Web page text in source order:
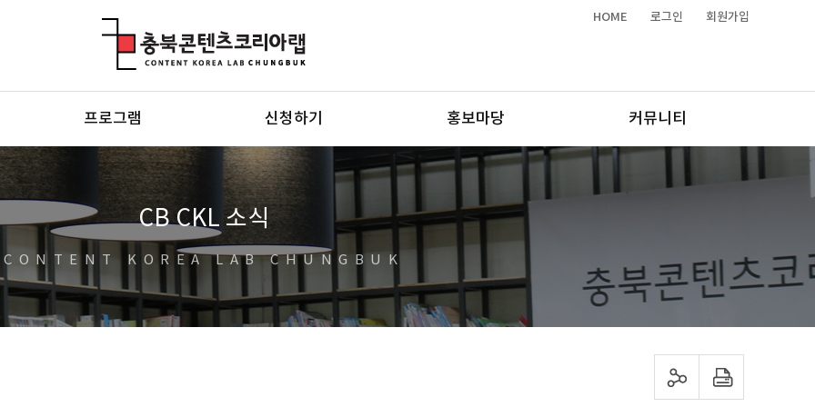
HOME 로그인 회원가입
프로그램 신청하기 홍보마당 커뮤니티
CB CKL 소식
CONTENT KOREA LAB CHUNGBUK
sns 공유하기 프린트하기